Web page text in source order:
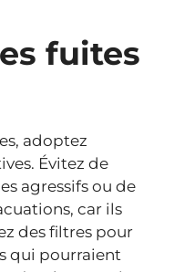
fuites
adoptez
Évitez de
agressifs ou de
car ils
des filtres pour
qui pourraient